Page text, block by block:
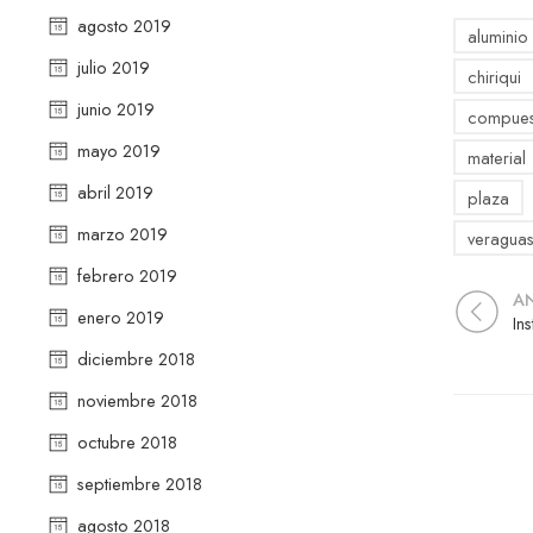
aluminio
chiriqui
material
plaza
veraguas
agosto 2019
julio 2019
junio 2019
mayo 2019
abril 2019
marzo 2019
febrero 2019
enero 2019
diciembre 2018
noviembre 2018
octubre 2018
septiembre 2018
agosto 2018